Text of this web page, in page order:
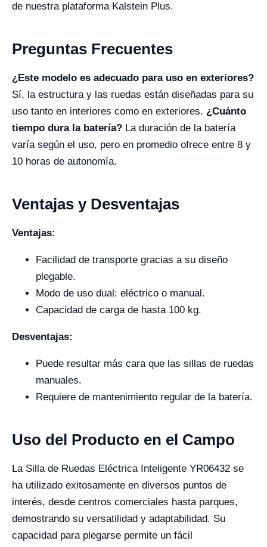
de nuestra plataforma Kalstein Plus.
Preguntas Frecuentes
¿Este modelo es adecuado para uso en exteriores?
Sí, la estructura y las ruedas están diseñadas para su
uso tanto en interiores como en exteriores. ¿Cuánto
tiempo dura la batería? La duración de la batería
varía según el uso, pero en promedio ofrece entre 8 y
10 horas de autonomía.
Ventajas y Desventajas
Ventajas:
Facilidad de transporte gracias a su diseño
plegable.
Modo de uso dual: eléctrico o manual.
Capacidad de carga de hasta 100 kg.
Desventajas:
Puede resultar más cara que las sillas de ruedas
manuales.
Requiere de mantenimiento regular de la batería.
Uso del Producto en el Campo
La Silla de Ruedas Eléctrica Inteligente YR06432 se
ha utilizado exitosamente en diversos puntos de
interés, desde centros comerciales hasta parques,
demostrando su versatilidad y adaptabilidad. Su
capacidad para plegarse permite un fácil